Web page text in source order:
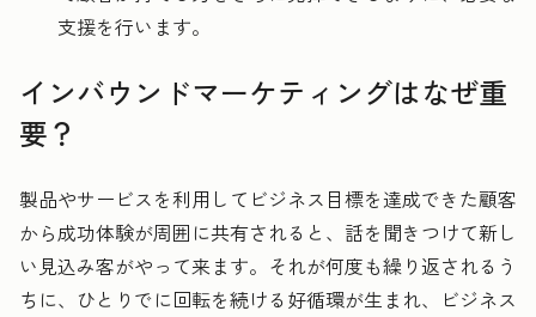
支援を行います。
インバウンドマーケティングはなぜ重
要？
製品やサービスを利用してビジネス目標を達成できた顧客
から成功体験が周囲に共有されると、話を聞きつけて新し
い見込み客がやって来ます。それが何度も繰り返されるう
ちに、ひとりでに回転を続ける好循環が生まれ、ビジネス